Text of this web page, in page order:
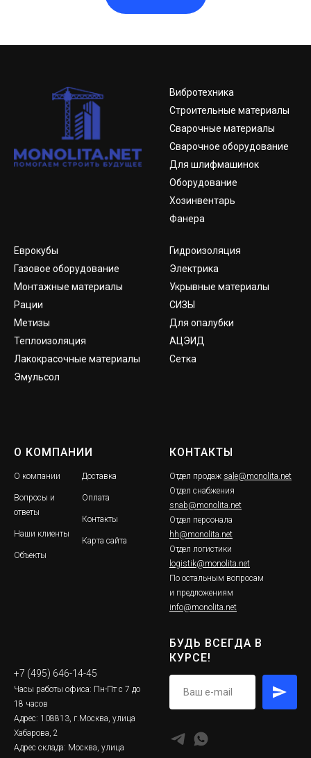
Вибротехника
Строительные материалы
Сварочные материалы
Сварочное оборудование
Для шлифмашинок
Оборудование
Хозинвентарь
Фанера
Еврокубы
Газовое оборудование
Монтажные материалы
Рации
Метизы
Теплоизоляция
Лакокрасочные материалы
Эмульсол
Гидроизоляция
Электрика
Укрывные материалы
СИЗЫ
Для опалубки
АЦЭИД
Сетка
О КОМПАНИИ
О компании
Вопросы и
ответы
Наши клиенты
Объекты
Доставка
Оплата
Контакты
Карта сайта
КОНТАКТЫ
Отдел продаж sale@monolita.net
Отдел снабжения
snab@monolita.net
Отдел персонала
hh@monolita.net
Отдел логистики
logistik@monolita.net
По остальным вопросам
и предложениям
info@monolita.net
+7 (495) 646-14-45
Часы работы офиса: Пн-Пт с 7 до
18 часов
Адрес: 108813, г.Москва, улица
Хабарова, 2
Адрес склада: Москва, улица
БУДЬ ВСЕГДА В
КУРСЕ!